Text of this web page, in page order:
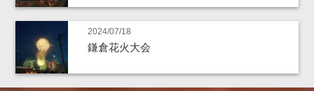
2024/07/18
鎌倉花火大会